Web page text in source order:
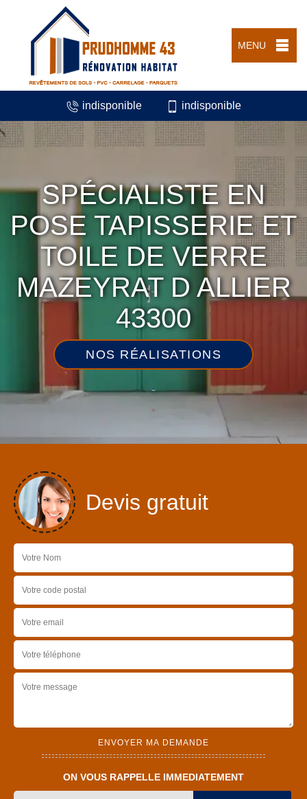
MENU
indisponible indisponible
SPÉCIALISTE EN
POSE TAPISSERIE ET
TOILE DE VERRE
MAZEYRAT D ALLIER
43300
NOS RÉALISATIONS
Devis gratuit
ON VOUS RAPPELLE IMMEDIATEMENT